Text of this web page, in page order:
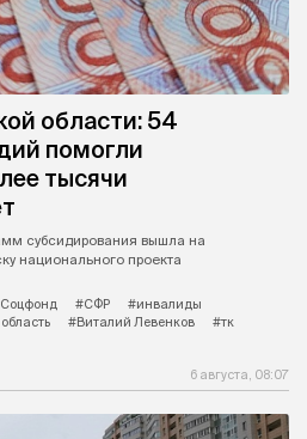
области: 54
помогли
тысячи
субсидирования вышла на
национального проекта
#СФР
#инвалиды
#Виталий Левенков #тк
6 августа, 08:07